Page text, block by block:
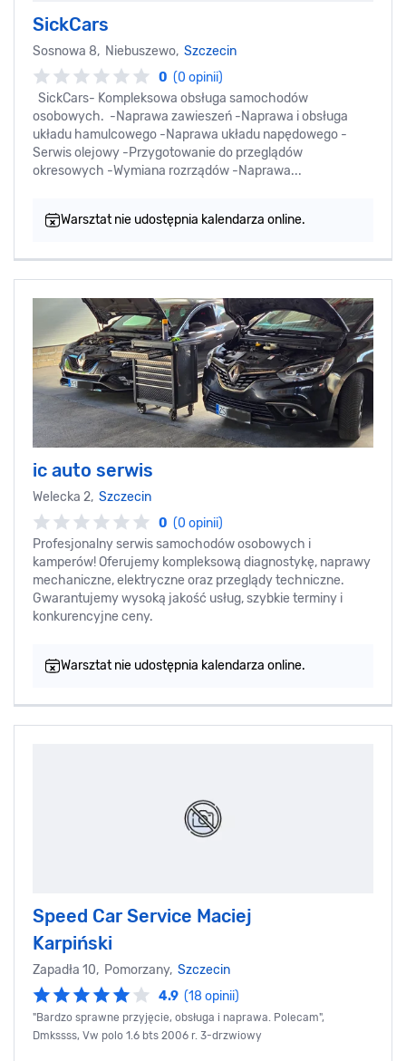
SickCars
Sosnowa 8, Niebuszewo, Szczecin
0 (0 opinii)
SickCars- Kompleksowa obsługa samochodów
osobowych. -Naprawa zawieszeń -Naprawa i obsługa
układu hamulcowego -Naprawa układu napędowego -
Serwis olejowy -Przygotowanie do przeglądów
okresowych -Wymiana rozrządów -Naprawa...
Warsztat nie udostępnia kalendarza online.
ic auto serwis
Welecka 2, Szczecin
0 (0 opinii)
Profesjonalny serwis samochodów osobowych i
kamperów! Oferujemy kompleksową diagnostykę, naprawy
mechaniczne, elektryczne oraz przeglądy techniczne.
Gwarantujemy wysoką jakość usług, szybkie terminy i
konkurencyjne ceny.
Warsztat nie udostępnia kalendarza online.
Speed Car Service Maciej
Karpiński
Zapadła 10, Pomorzany, Szczecin
4.9 (18 opinii)
"Bardzo sprawne przyjęcie, obsługa i naprawa. Polecam",
Dmkssss, Vw polo 1.6 bts 2006 r. 3-drzwiowy